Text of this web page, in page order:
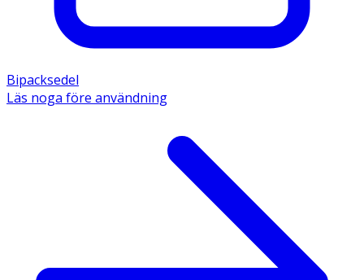
Bipacksedel
Läs noga före användning